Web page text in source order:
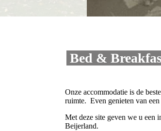
Bed &
Onze accommodatie is de
ruimte. Even genieten van
Met deze site geven we u een
Beijerland.